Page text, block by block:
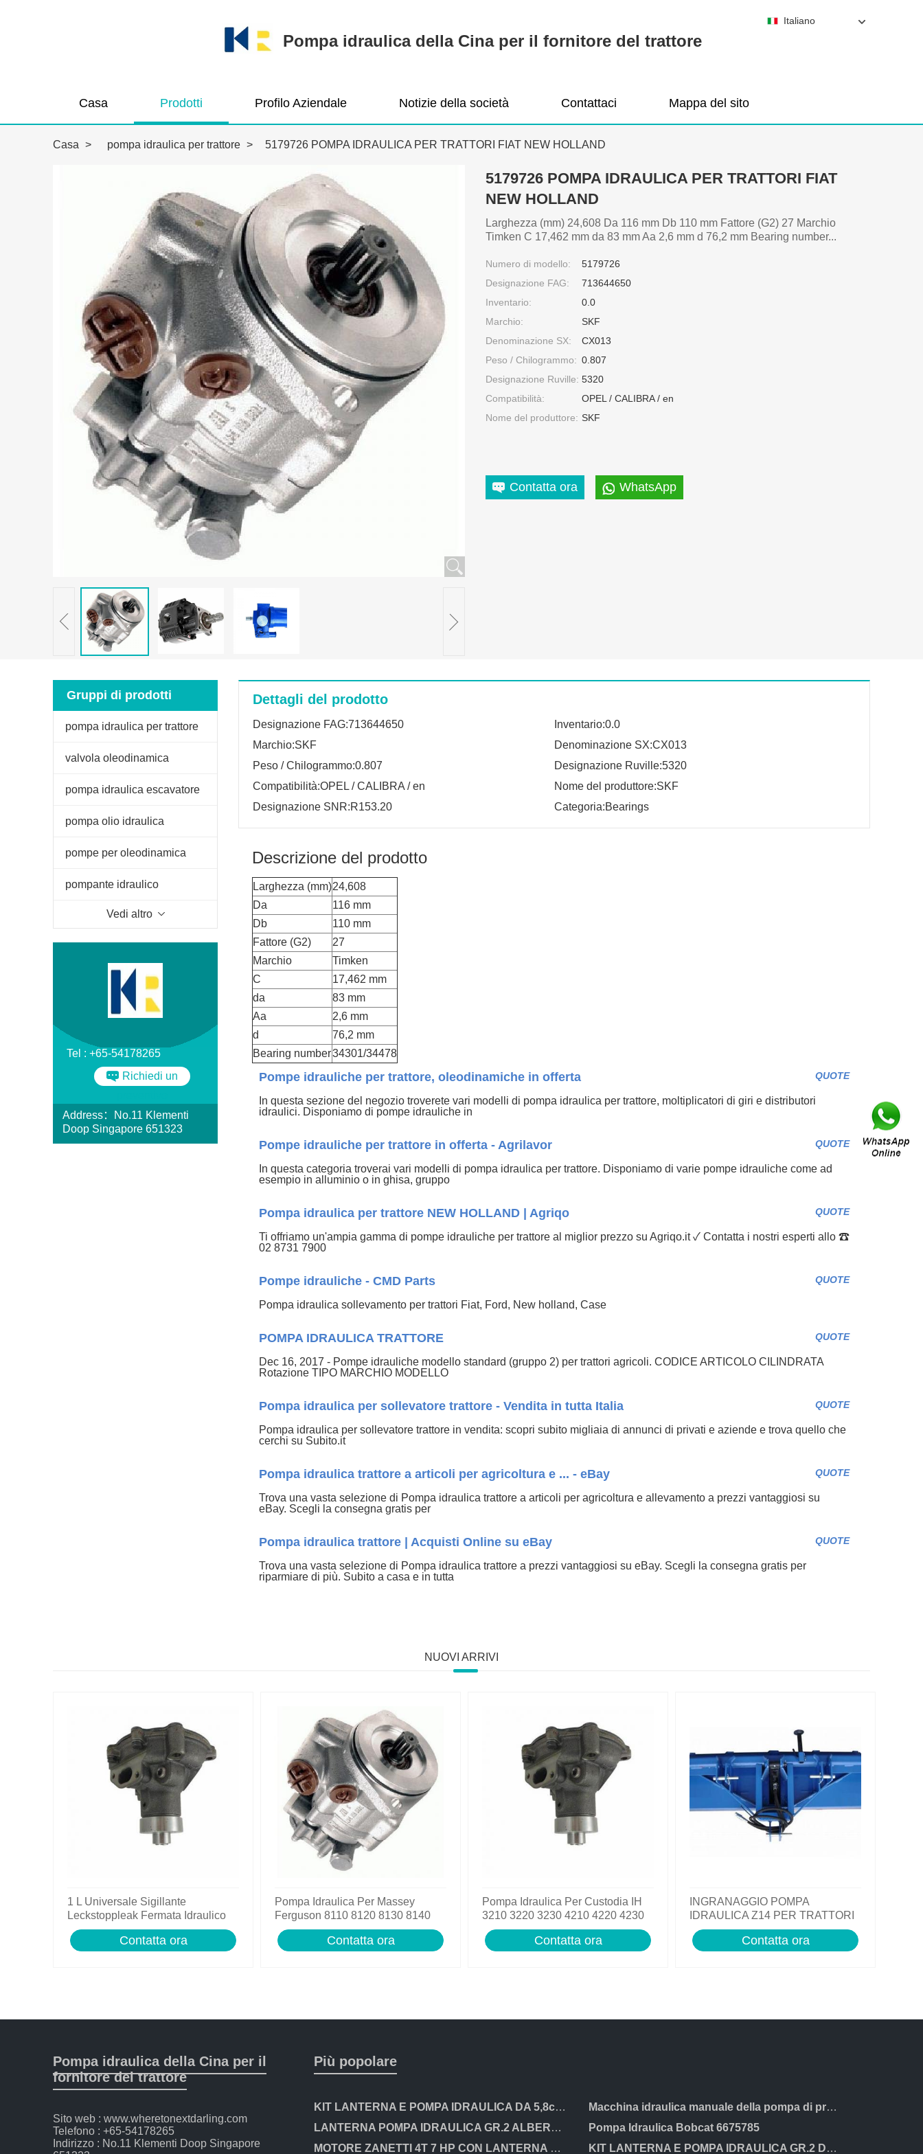
Pompa idraulica della Cina per il fornitore del trattore
Casa Prodotti Profilo Aziendale Notizie della società Contattaci Mappa del sito
Italiano
Casa > pompa idraulica per trattore > 5179726 POMPA IDRAULICA PER TRATTORI FIAT NEW HOLLAND
5179726 POMPA IDRAULICA PER TRATTORI FIAT
NEW HOLLAND
Larghezza (mm) 24,608 Da 116 mm Db 110 mm Fattore (G2) 27 Marchio
Timken C 17,462 mm da 83 mm Aa 2,6 mm d 76,2 mm Bearing number...
Numero di modello:
5179726
Designazione FAG:
713644650
Inventario:
0.0
Marchio:
SKF
Denominazione SX:
CX013
Peso / Chilogrammo: 0.807
Designazione Ruville: 5320
Compatibilità:
OPEL / CALIBRA / en
Nome del produttore: SKF
Contatta ora WhatsApp
Gruppi di prodotti
pompa idraulica per trattore
valvola oleodinamica
pompa idraulica escavatore
pompa olio idraulica
pompe per oleodinamica
pompante idraulico
Vedi altro
Tel : +65-54178265
Richiedi un
Address：No.11 Klementi
Doop Singapore 651323
Dettagli del prodotto
Designazione FAG:713644650
Inventario:0.0
Marchio:SKF
Denominazione SX:CX013
Peso / Chilogrammo:0.807
Designazione Ruville:5320
Compatibilità:OPEL / CALIBRA / en
Nome del produttore:SKF
Designazione SNR:R153.20
Categoria:Bearings
Descrizione del prodotto
Larghezza (mm)24,608
Da
116 mm
Db
110 mm
Fattore (G2)
27
Marchio
Timken
C
17,462 mm
da
83 mm
Aa
2,6 mm
d
76,2 mm
Bearing number34301/34478
QUOTE
Pompe idrauliche per trattore, oleodinamiche in offerta
In questa sezione del negozio troverete vari modelli di pompa idraulica per trattore, moltiplicatori di giri e distributori
idraulici. Disponiamo di pompe idrauliche in
QUOTE
Pompe idrauliche per trattore in offerta - Agrilavor
In questa categoria troverai vari modelli di pompa idraulica per trattore. Disponiamo di varie pompe idrauliche come ad
esempio in alluminio o in ghisa, gruppo
QUOTE
Pompa idraulica per trattore NEW HOLLAND | Agriqo
Ti offriamo un'ampia gamma di pompe idrauliche per trattore al miglior prezzo su Agriqo.it ✓ Contatta i nostri esperti allo ☎
02 8731 7900
QUOTE
Pompe idrauliche - CMD Parts
Pompa idraulica sollevamento per trattori Fiat, Ford, New holland, Case
QUOTE
POMPA IDRAULICA TRATTORE
Dec 16, 2017 - Pompe idrauliche modello standard (gruppo 2) per trattori agricoli. CODICE ARTICOLO CILINDRATA
Rotazione TIPO MARCHIO MODELLO
QUOTE
Pompa idraulica per sollevatore trattore - Vendita in tutta Italia
Pompa idraulica per sollevatore trattore in vendita: scopri subito migliaia di annunci di privati e aziende e trova quello che
cerchi su Subito.it
QUOTE
Pompa idraulica trattore a articoli per agricoltura e ... - eBay
Trova una vasta selezione di Pompa idraulica trattore a articoli per agricoltura e allevamento a prezzi vantaggiosi su
eBay. Scegli la consegna gratis per
QUOTE
Pompa idraulica trattore | Acquisti Online su eBay
Trova una vasta selezione di Pompa idraulica trattore a prezzi vantaggiosi su eBay. Scegli la consegna gratis per
riparmiare di più. Subito a casa e in tutta
NUOVI ARRIVI
1 L Universale Sigillante
Leckstoppleak Fermata Idraulico
Per Idraulico Sistema
Contatta ora
Pompa Idraulica Per Massey
Ferguson 8110 8120 8130 8140
8150 8160 Trattori
Contatta ora
Pompa Idraulica Per Custodia IH
3210 3220 3230 4210 4220 4230
4240 Trattori
Contatta ora
INGRANAGGIO POMPA
IDRAULICA Z14 PER TRATTORI
SAME 0.065.1958.0/30
Contatta ora
Pompa idraulica della Cina per il
fornitore del trattore
Sito web : www.wheretonextdarling.com
Telefono : +65-54178265
Indirizzo : No.11 Klementi Doop Singapore
Più popolare
KIT LANTERNA E POMPA IDRAULICA DA 5,8cc PER MOTORI HONDA GX200 E CLONI
Macchina idraulica manuale della pompa di prova del tester della pressione D3B5
LANTERNA POMPA IDRAULICA GR.2 ALBERO CILINDRICO DA 25mm PER MOTORI HONDA ecc
Pompa Idraulica Bobcat 6675785
MOTORE ZANETTI 4T 7 HP CON LANTERNA E POMPA IDRAULICA GRUPPO 2. OLEODINAMICA
KIT LANTERNA E POMPA IDRAULICA GR.2 DA 10cc LOMBARDINI INTERMOTOR ACME FLANGIA